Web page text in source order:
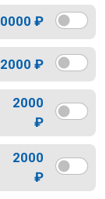
₽
2000 ₽
2000
₽
2000
₽